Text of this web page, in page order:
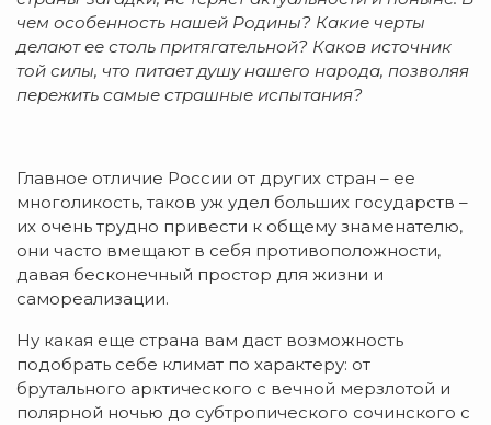
чем особенность нашей Родины? Какие черты
делают ее столь притягательной? Каков источник
той силы, что питает душу нашего народа, позволяя
пережить самые страшные испытания?
Главное отличие России от других стран – ее
многоликость, таков уж удел больших государств –
их очень трудно привести к общему знаменателю,
они часто вмещают в себя противоположности,
давая бесконечный простор для жизни и
самореализации.
Ну какая еще страна вам даст возможность
подобрать себе климат по характеру: от
брутального арктического с вечной мерзлотой и
полярной ночью до субтропического сочинского с